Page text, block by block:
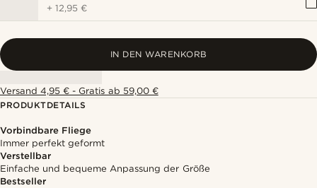
+12,95 €
IN DEN WARENKORB
Versand 4,95 € - Gratis ab 59,00 €
PRODUKTDETAILS
Vorbindbare Fliege
Immer perfekt geformt
Verstellbar
Einfache und bequeme Anpassung der Größe
Bestseller